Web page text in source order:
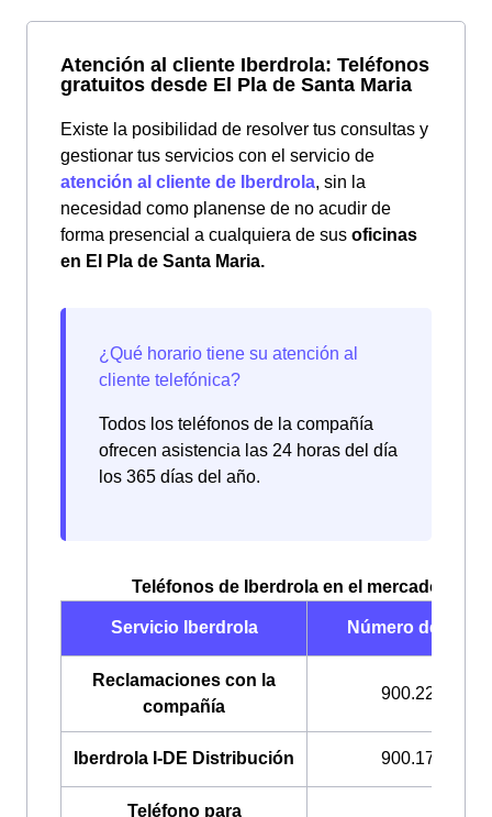
Atención al cliente Iberdrola: Teléfonos
gratuitos desde El Pla de Santa Maria
Existe la posibilidad de resolver tus consultas y
gestionar tus servicios con el servicio de
atención al cliente de Iberdrola, sin la
necesidad como planense de no acudir de
forma presencial a cualquiera de sus oficinas
en El Pla de Santa Maria.
Todos los teléfonos de la compañía
ofrecen asistencia las 24 horas del día
los 365 días del año.
Teléfonos de Iberdrola en el mercado libre
Servicio Iberdrola Número de
Reclamaciones con la
compañía
900.225.235
Iberdrola I-DE Distribución 900.171.171
Teléfono para